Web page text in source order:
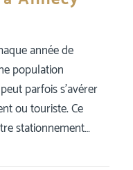
année de
population
parfois s'avérer
ou touriste. Ce
stationnement…